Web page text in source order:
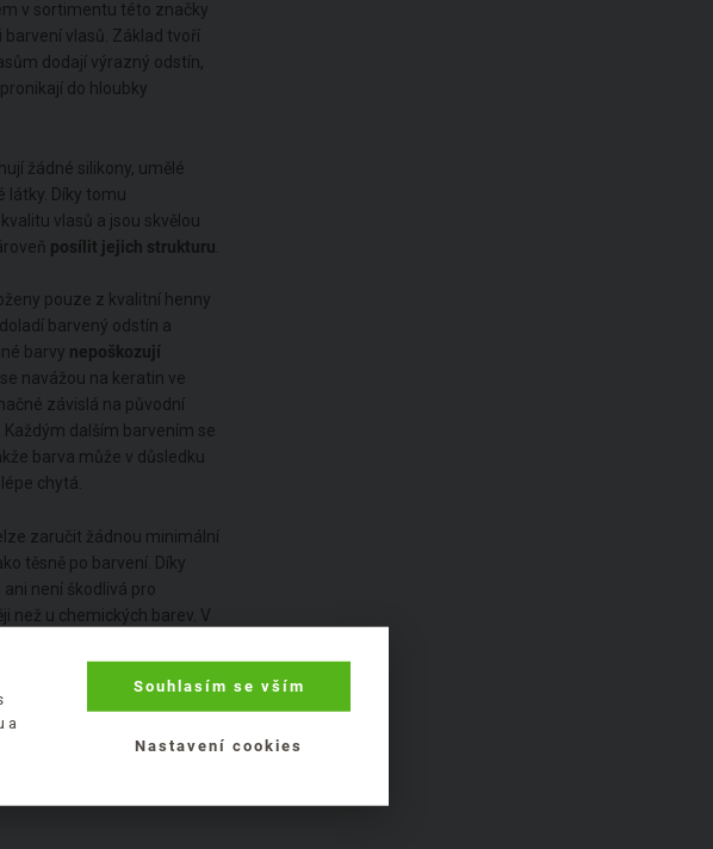
v sortimentu této značky
vlasů. Základ tvoří
dodají výrazný odstín,
do hloubky
žádné silikony, umělé
látky. Díky tomu
vlasů a jsou skvělou
posílit jejich strukturu
pouze z kvalitní henny
barvený odstín a
barvy nepoškozují
navážou na keratin ve
závislá na původní
Každým dalším barvením se
barva může v důsledku
chytá.
zaručit žádnou minimální
těsně po barvení. Díky
není škodlivá pro
než u chemických barev. V
znovu a barvu tak
barvu, a to jak původní, tak
barvení šedin se
a
Souhlasím se vším
Nastavení cookies